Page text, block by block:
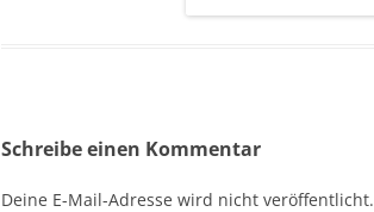
Schreibe einen Kommentar
Deine E-Mail-Adresse wird nicht veröffentlicht.